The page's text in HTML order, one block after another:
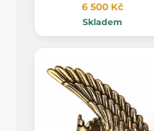
6 500 Kč
Skladem